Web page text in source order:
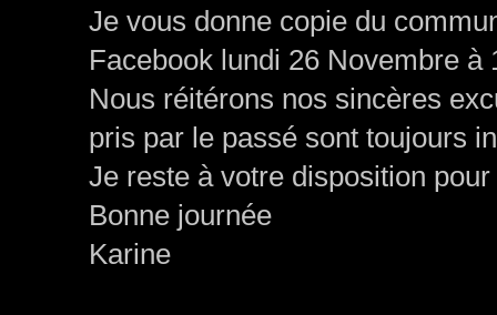
Je vous donne copie du
Facebook lundi 26 Novembre à
Nous réitérons nos sincères
pris par le passé sont toujours
Je reste à votre disposition
Bonne journée
Karine